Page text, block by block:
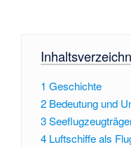
1 Geschichte
2 Bedeutung und
3
4 Luftschiffe als